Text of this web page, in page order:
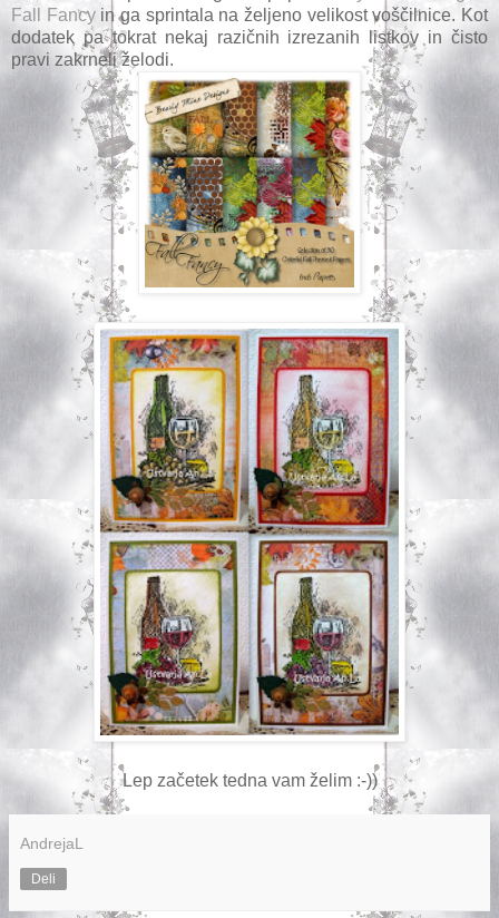
Fall Fancyin ga sprintala na željeno velikost voščilnice. Kot
dodatek pa tokrat nekaj razičnih izrezanih listkov in čisto
pravi zakrneli želodi.
Lep začetek tedna vam želim :-))
AndrejaL
Deli